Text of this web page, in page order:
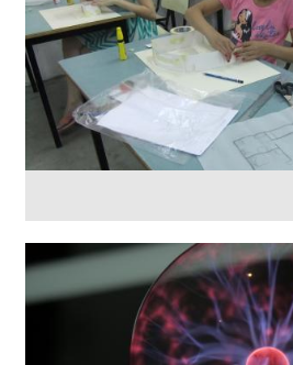
קרא עוד
חללים, מבנים ותכנון
אדריכלי העתיד. הצטרפו
ותקבלו כלים לתכנון
ולביצוע הפרויקט
הראשון שלכם.